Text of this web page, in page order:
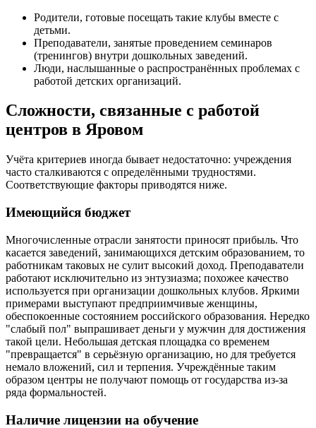
Родители, готовые посещать такие клубы вместе с
детьми.
Преподаватели, занятые проведением семинаров
(тренингов) внутри дошкольных заведений.
Люди, наслышанные о распространённых проблемах с
работой детских организаций.
Сложности, связанные с работой
центров в Яровом
Учёта критериев иногда бывает недостаточно: учреждения
часто сталкиваются с определёнными трудностями.
Соответствующие факторы приводятся ниже.
Имеющийся бюджет
Многочисленные отрасли занятости приносят прибыль. Что
касается заведений, занимающихся детским образованием, то
работникам таковых не сулит высокий доход. Преподаватели
работают исключительно из энтузиазма; похожее качество
используется при организации дошкольных клубов. Яркими
примерами выступают предприимчивые женщины,
обеспокоенные состоянием российского образования. Нередко
"слабый пол" выпрашивает деньги у мужчин для достижения
такой цели. Небольшая детская площадка со временем
"превращается" в серьёзную организацию, но для требуется
немало вложений, сил и терпения. Учреждённые таким
образом центры не получают помощь от государства из-за
ряда формальностей.
Наличие лицензии на обучение